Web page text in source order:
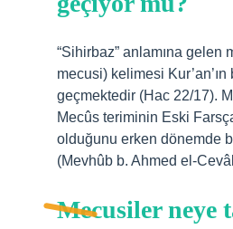
“Sihirbaz” anlamına gelen
mecusi) kelimesi
geçmektedir (Hac 22/17).
Mecûs teriminin Eski
olduğunu erken dönemde
(Mevhûb b. Ahmed el-
Mecusiler neye